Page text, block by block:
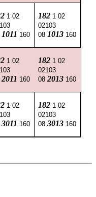
1 02
1011 160
1821 02
02103
08 1013160
1 02
2011 160
1821 02
02103
08 2013160
1 02
3011 160
1821 02
02103
08 3013160